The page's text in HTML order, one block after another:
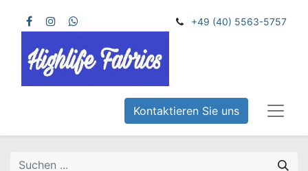
+49 (40) 5563-5757
Kontaktieren Sie uns